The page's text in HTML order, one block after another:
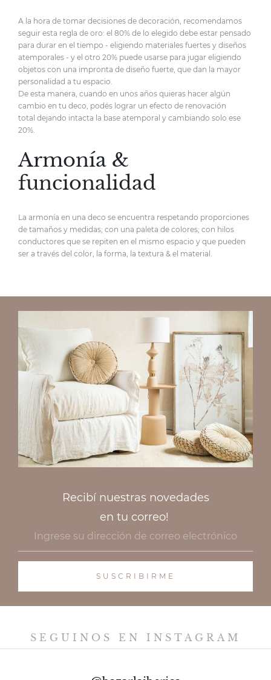
A la hora de tomar decisiones de decoración, recomendamos
seguir esta regla de oro: el 80% de lo elegido debe estar pensado
para durar en el tiempo - eligiendo materiales fuertes y diseños
atemporales - y el otro 20% puede usarse para jugar eligiendo
objetos con una impronta de diseño fuerte, que dan la mayor
personalidad a tu espacio.
De esta manera, cuando en unos años quieras hacer algún
cambio en tu deco, podés lograr un efecto de renovación
total dejando intacta la base atemporal y cambiando solo ese
20%.
Armonía &
funcionalidad
La armonía en una deco se encuentra respetando proporciones
de tamaños y medidas; con una paleta de colores; con hilos
conductores que se repiten en el mismo espacio y que pueden
ser a través del color, la forma, la textura & el material.
Recibí nuestras novedades
en tu correo!
SEGUINOS EN INSTAGRAM